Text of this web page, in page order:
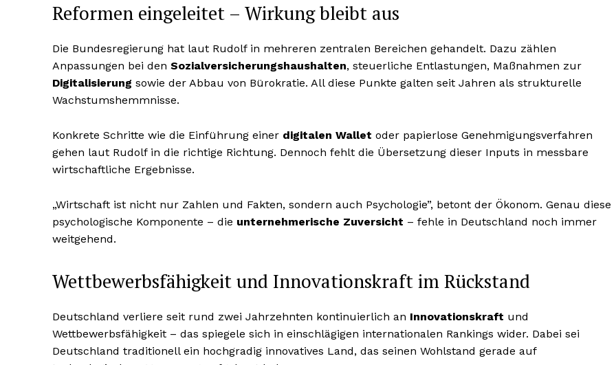
Reformen eingeleitet – Wirkung bleibt aus
Die Bundesregierung hat laut Rudolf in mehreren zentralen Bereichen gehandelt. Dazu zählen
Anpassungen bei den Sozialversicherungshaushalten, steuerliche Entlastungen, Maßnahmen zur
Digitalisierung sowie der Abbau von Bürokratie. All diese Punkte galten seit Jahren als strukturelle
Wachstumshemmnisse.
Konkrete Schritte wie die Einführung einer digitalen Wallet oder papierlose Genehmigungsverfahren
gehen laut Rudolf in die richtige Richtung. Dennoch fehlt die Übersetzung dieser Inputs in messbare
wirtschaftliche Ergebnisse.
„Wirtschaft ist nicht nur Zahlen und Fakten, sondern auch Psychologie”, betont der Ökonom. Genau diese
psychologische Komponente – die unternehmerische Zuversicht – fehle in Deutschland noch immer
weitgehend.
Wettbewerbsfähigkeit und Innovationskraft im Rückstand
Deutschland verliere seit rund zwei Jahrzehnten kontinuierlich an Innovationskraft und
Wettbewerbsfähigkeit – das spiegele sich in einschlägigen internationalen Rankings wider. Dabei sei
Deutschland traditionell ein hochgradig innovatives Land, das seinen Wohlstand gerade auf